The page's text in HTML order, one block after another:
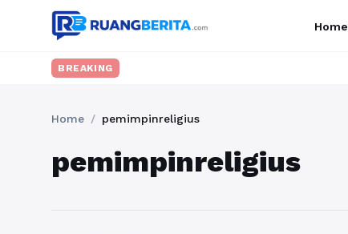
Home
BREAKING
Home / pemimpinreligius
pemimpinreligius